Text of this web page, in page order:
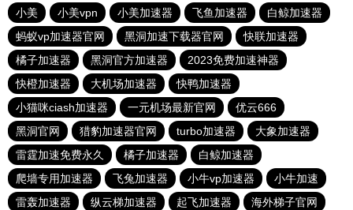
小美
小美vpn 小美加速器 飞鱼加速器
白鲸加速器
蚂蚁vp加速器官网
黑洞加速下载器官网
快联加速器
橘子加速器
黑洞官方加速器
2023免费加速神器
快橙加速器
大机场加速器
快鸭加速器
小猫咪ciash加速器
一元机场最新官网
优云666
黑洞官网
猎豹加速器官网 turbo加速器
大象加速器
雷霆加速免费永久
橘子加速器
白鲸加速器
爬墙专用加速器
飞兔加速器 小牛vp加速器
小牛加速
雷轰加速器
纵云梯加速器 起飞加速器
海外梯子官网